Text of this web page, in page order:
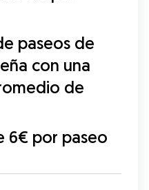
paseos de
con una
de
6€ por paseo